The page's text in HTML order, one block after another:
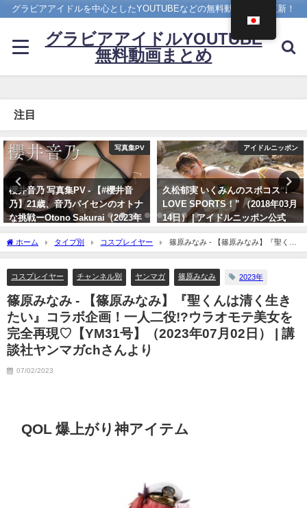
グラビアアイドルを中心としたYOUTUBEなどの無料動画を日々更新！
グラビアアイドルYOUTUBE
無料動画まとめ
注目
アイドルニッポン
久松郁実 いくみんのスポコス“I
LOVE SPORTS！” （2018年03月
14日） | アイドルニッポン公式
YouTubeチャンネルさんより
Hカップ
ちとせよしの - 【解禁】写真集
「ただいま」過去最大露出な写真
集ができました（2024年07月26
日） | よしのんチャンネルさんよ
り
ホーム タイプ別 コスプレイヤー
篠原みなみ - 【篠原みなみ】『聖くん
は清く生きたい』コラボ企画！一人二役!?ウラオモテ美女を完全再現♡【YM31号】
コスプレイヤー
チャンネル別 ヤンマガ 篠原みなみ 2023年
篠原みなみ - 【篠原みなみ】『聖くんは清く生き
たい』コラボ企画！一人二役!?ウラオモテ美女を
完全再現♡【YM31号】（2023年07月02日） | 講
談社ヤンマガchさんより
07/02/2023
QOL 爆上がり神アイテム